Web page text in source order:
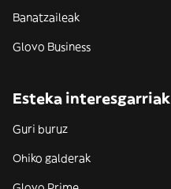
Banatzaileak
Glovo Business
Esteka interesgarriak
Guri buruz
Ohiko galderak